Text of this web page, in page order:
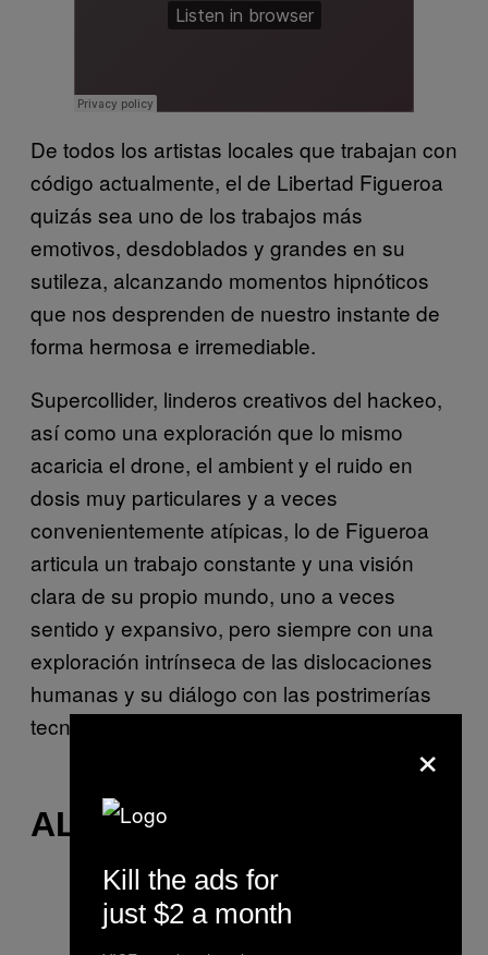
De todos los artistas locales que trabajan con
código actualmente, el de Libertad Figueroa
quizás sea uno de los trabajos más
emotivos, desdoblados y grandes en su
sutileza, alcanzando momentos hipnóticos
que nos desprenden de nuestro instante de
forma hermosa e irremediable.
Supercollider, linderos creativos del hackeo,
así como una exploración que lo mismo
acaricia el drone, el ambient y el ruido en
dosis muy particulares y a veces
convenientemente atípicas, lo de Figueroa
articula un trabajo constante y una visión
clara de su propio mundo, uno a veces
sentido y expansivo, pero siempre con una
exploración intrínseca de las dislocaciones
humanas y su diálogo con las postrimerías
tecnológicas.
ALLBYNA
×
Kill the ads for
just $2 a month